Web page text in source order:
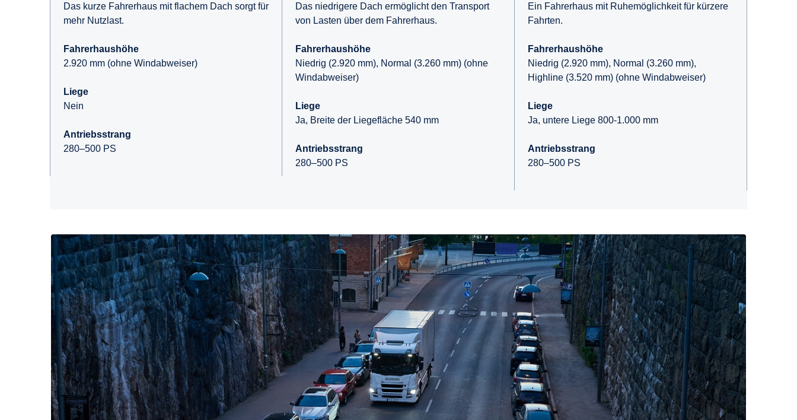
Das kurze Fahrerhaus mit flachem Dach sorgt für
mehr Nutzlast.
Fahrerhaushöhe
2.920 mm (ohne Windabweiser)
Liege
Nein
Antriebsstrang
280–500 PS
Das niedrigere Dach ermöglicht den Transport
von Lasten über dem Fahrerhaus.
Fahrerhaushöhe
Niedrig (2.920 mm), Normal (3.260 mm) (ohne
Windabweiser)
Liege
Ja, Breite der Liegefläche 540 mm
Antriebsstrang
280–500 PS
Ein Fahrerhaus mit Ruhemöglichkeit für kürzere
Fahrten.
Fahrerhaushöhe
Niedrig (2.920 mm), Normal (3.260 mm),
Highline (3.520 mm) (ohne Windabweiser)
Liege
Ja, untere Liege 800-1.000 mm
Antriebsstrang
280–500 PS